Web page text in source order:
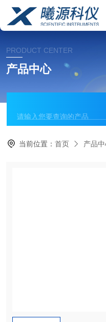
PRODUCT CENTER
产品中心
当前位置：首页 产品